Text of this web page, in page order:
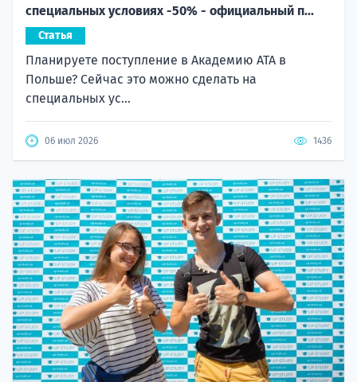
специальных условиях -50% - официальный п...
Статья
Планируете поступление в Академию ATA в
Польше? Сейчас это можно сделать на
специальных ус...
06 июл 2026 1436